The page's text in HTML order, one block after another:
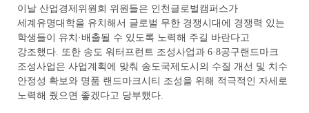
이날 산업경제위원회 위원들은 인천글로벌캠퍼스가
세계유명대학을 유치해서 글로벌 무한 경쟁시대에 경쟁력 있는
학생들이 유치·배출될 수 있도록 노력해 주길 바란다고
강조했다. 또한 송도 워터프런트 조성사업과 6·8공구랜드마크
조성사업은 사업계획에 맞춰 송도국제도시의 수질 개선 및 치수
안정성 확보와 명품 랜드마크시티 조성을 위해 적극적인 자세로
노력해 줬으면 좋겠다고 당부했다.